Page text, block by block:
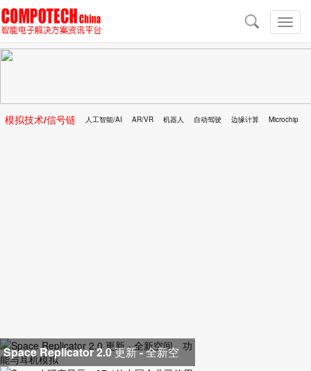
切
换
导
导
航
模拟技术/信号链 人工智能/AI AR/VR 机器人 自动驾驶 边缘计算 Microchip
Space Replicator 2.0 更新 - 全新空